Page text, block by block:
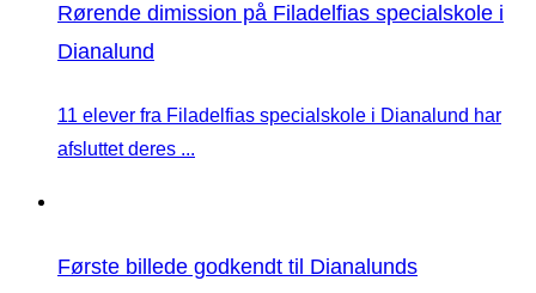
Rørende dimission på Filadelfias specialskole i
Dianalund
11 elever fra Filadelfias specialskole i Dianalund har
afsluttet deres ...
Første billede godkendt til Dianalunds